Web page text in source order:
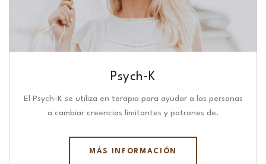
Psych-K
El Psych-K se utiliza en terapia para ayudar a las personas
a cambiar creencias limitantes y patrones de.
MÁS INFORMACIÓN